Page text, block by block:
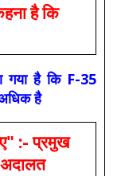
है कि
गया है कि F-35
है
:- प्रमुख
अदालत